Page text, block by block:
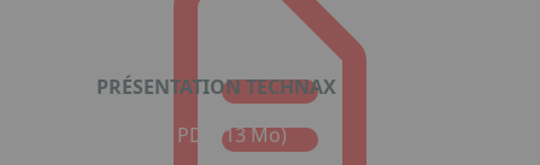
PRÉSENTATION TECHNAX
Format : PDF (13 Mo)